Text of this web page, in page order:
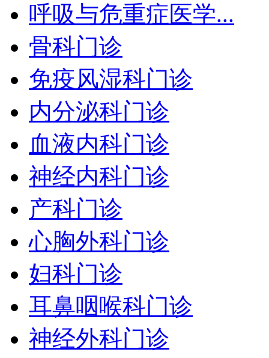
呼吸与危重症医学...
骨科门诊
免疫风湿科门诊
内分泌科门诊
血液内科门诊
神经内科门诊
产科门诊
心胸外科门诊
妇科门诊
耳鼻咽喉科门诊
神经外科门诊